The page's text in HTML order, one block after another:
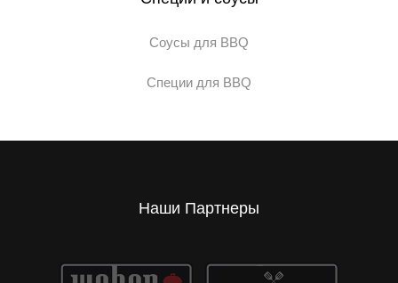
Соусы для BBQ
Специи для BBQ
Наши Партнеры